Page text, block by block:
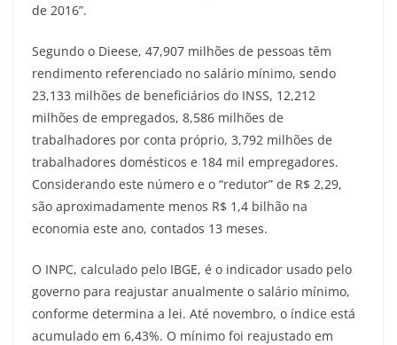
de 2016”.
Segundo o Dieese, 47,907 milhões de pessoas têm
rendimento referenciado no salário mínimo, sendo
23,133 milhões de beneficiários do INSS, 12,212
milhões de empregados, 8,586 milhões de
trabalhadores por conta próprio, 3,792 milhões de
trabalhadores domésticos e 184 mil empregadores.
Considerando este número e o “redutor” de R$ 2,29,
são aproximadamente menos R$ 1,4 bilhão na
economia este ano, contados 13 meses.
O INPC, calculado pelo IBGE, é o indicador usado pelo
governo para reajustar anualmente o salário mínimo,
conforme determina a lei. Até novembro, o índice está
acumulado em 6,43%. O mínimo foi reajustado em